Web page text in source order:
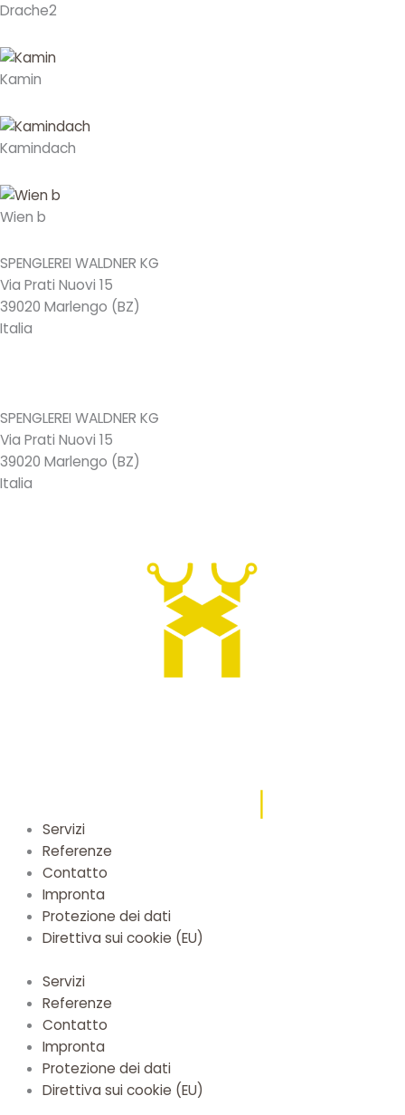
Drache2
Kamin
Kamindach
Wien b
SPENGLEREI WALDNER KG
Via Prati Nuovi 15
39020 Marlengo (BZ)
Italia
SPENGLEREI WALDNER KG
Via Prati Nuovi 15
39020 Marlengo (BZ)
Italia
Servizi
Referenze
Contatto
Impronta
Protezione dei dati
Direttiva sui cookie (EU)
Servizi
Referenze
Contatto
Impronta
Protezione dei dati
Direttiva sui cookie (EU)